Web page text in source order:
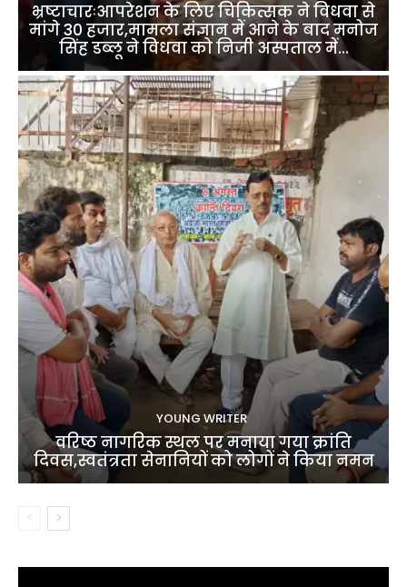
भ्रष्टाचारःआपरेशन के लिए चिकित्सक ने विधवा से
मांगे 30 हजार,मामला संज्ञान में आने के बाद मनोज
सिंह डब्लू ने विधवा को निजी अस्पताल में...
YOUNG WRITER
वरिष्ठ नागरिक स्थल पर मनाया गया क्रांति
दिवस,स्वतंत्रता सेनानियों को लोगों ने किया नमन